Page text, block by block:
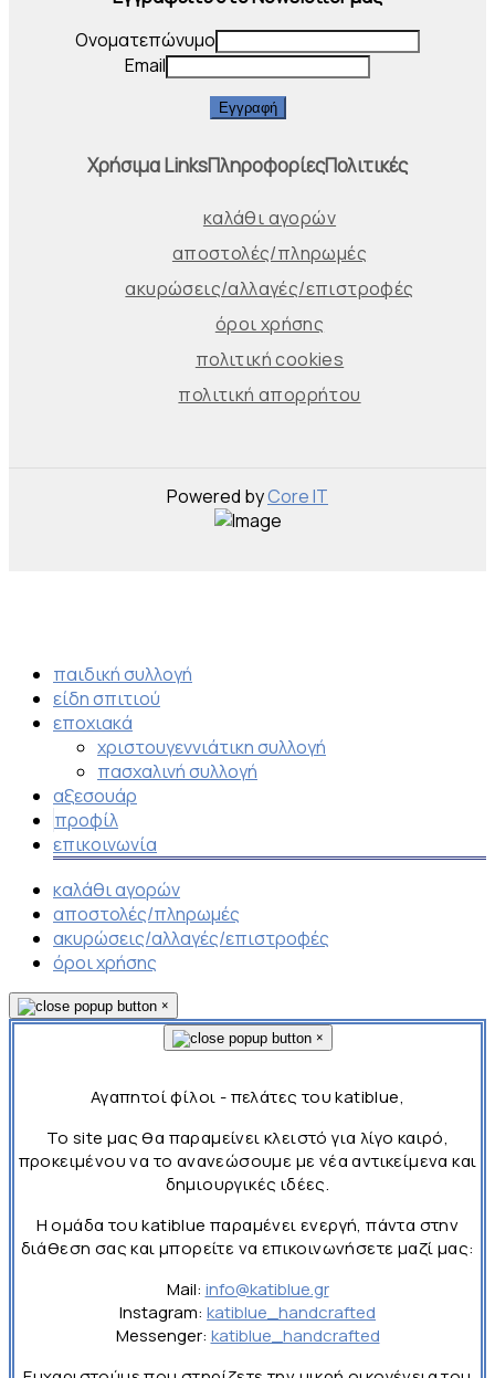
Ονοματεπώνυμο
Email
Εγγραφή
Χρήσιμα LinksΠληροφορίεςΠολιτικές
καλάθι αγορών
αποστολές/πληρωμές
ακυρώσεις/αλλαγές/επιστροφές
όροι χρήσης
πολιτική cookies
πολιτική απορρήτου
Powered byCore IT
παιδική συλλογή
είδη σπιτιού
εποχιακά
χριστουγεννιάτικη συλλογή
πασχαλινή συλλογή
αξεσουάρ
προφίλ
επικοινωνία
καλάθι αγορών
αποστολές/πληρωμές
ακυρώσεις/αλλαγές/επιστροφές
όροι χρήσης
×
×
Αγαπητοί φίλοι - πελάτες του katiblue,
Το site μας θα παραμείνει κλειστό για λίγο καιρό,
προκειμένου να το ανανεώσουμε με νέα αντικείμενα και
δημιουργικές ιδέες.
Η ομάδα του katiblue παραμένει ενεργή, πάντα στην
διάθεση σας και μπορείτε να επικοινωνήσετε μαζί μας:
Mail: info@katiblue.gr
Instagram: katiblue_handcrafted
Messenger: katiblue_handcrafted